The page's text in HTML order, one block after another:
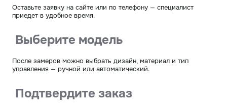
Оставьте заявку на сайте или по телефону — специалист
приедет в удобное время.
Выберите модель
После замеров можно выбрать дизайн, материал и тип
управления — ручной или автоматический.
Подтвердите заказ